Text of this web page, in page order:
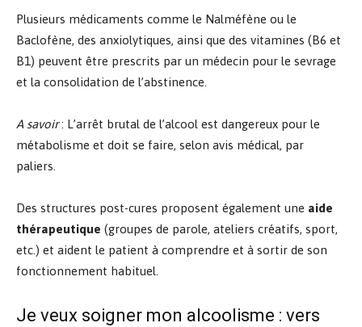
Plusieurs médicaments comme le Nalméfène ou le
Baclofène, des anxiolytiques, ainsi que des vitamines (B6 et
B1) peuvent être prescrits par un médecin pour le sevrage
et la consolidation de l’abstinence.
A savoir: L’arrêt brutal de l’alcool est dangereux pour le
métabolisme et doit se faire, selon avis médical, par
paliers.
Des structures post-cures proposent également une aide
thérapeutique (groupes de parole, ateliers créatifs, sport,
etc.) et aident le patient à comprendre et à sortir de son
fonctionnement habituel.
Je veux soigner mon alcoolisme : vers